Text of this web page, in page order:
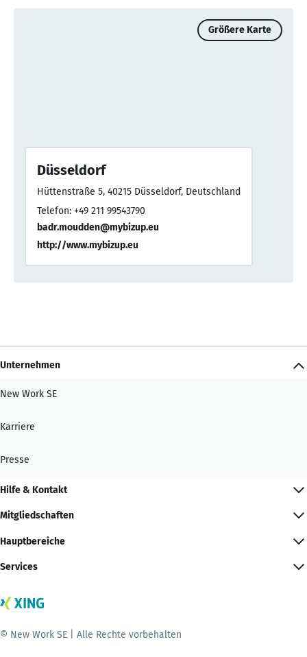
Größere Karte
Düsseldorf
Hüttenstraße 5, 40215 Düsseldorf, Deutschland
Telefon: +49 211 99543790
badr.moudden@mybizup.eu
http://www.mybizup.eu
Unternehmen
New Work SE
Karriere
Presse
Hilfe & Kontakt
Mitgliedschaften
Hauptbereiche
Services
© New Work SE | Alle Rechte vorbehalten